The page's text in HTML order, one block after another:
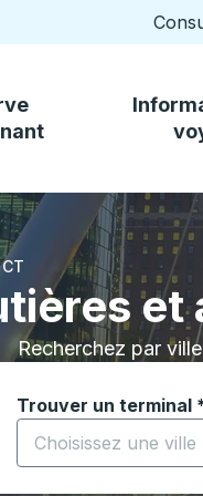
CT
et
Recherchez par
Trouver un terminal
Commencez à saisir